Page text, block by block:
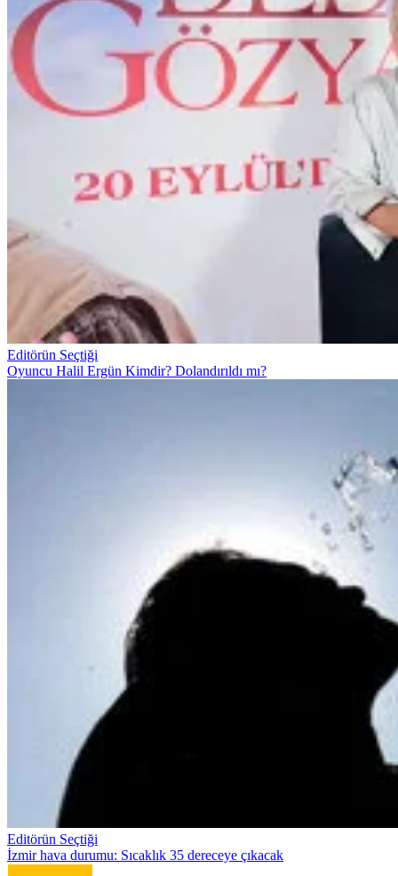
Editörün Seçtiği
Oyuncu Halil Ergün Kimdir? Dolandırıldı mı?
Editörün Seçtiği
İzmir hava durumu: Sıcaklık 35 dereceye çıkacak